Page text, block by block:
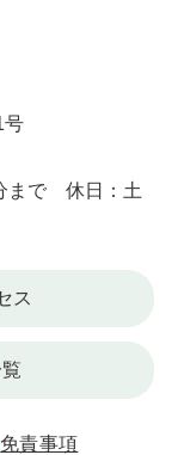
号
まで 休日：土
ス
免責事項